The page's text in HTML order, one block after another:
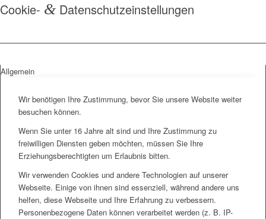
Cookie- & Datenschutzeinstellungen
Allgemein
Wir benötigen Ihre Zustimmung, bevor Sie unsere Website weiter
besuchen können.
Wenn Sie unter 16 Jahre alt sind und Ihre Zustimmung zu
freiwilligen Diensten geben möchten, müssen Sie Ihre
Erziehungsberechtigten um Erlaubnis bitten.
Wir verwenden Cookies und andere Technologien auf unserer
Webseite. Einige von ihnen sind essenziell, während andere uns
helfen, diese Webseite und Ihre Erfahrung zu verbessern.
Personenbezogene Daten können verarbeitet werden (z. B. IP-